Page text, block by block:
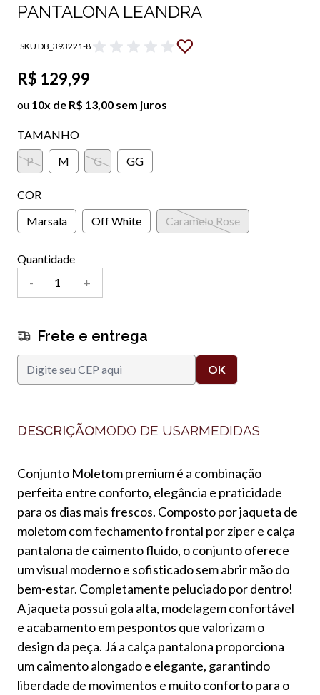
PANTALONA LEANDRA
SKU DB_393221-8
R$ 129,99
ou 10x de R$ 13,00 sem juros
TAMANHO
P
M G GG
COR
Marsala
Off White Caramelo Rose
Quantidade
-
+
Frete e entrega
DESCRIÇÃOMODO DE USARMEDIDAS
Conjunto Moletom premium é a combinação
perfeita entre conforto, elegância e praticidade
para os dias mais frescos. Composto por jaqueta de
moletom com fechamento frontal por zíper e calça
pantalona de caimento fluido, o conjunto oferece
um visual moderno e sofisticado sem abrir mão do
bem-estar. Completamente peluciado por dentro!
A jaqueta possui gola alta, modelagem confortável
e acabamento em pespontos que valorizam o
design da peça. Já a calça pantalona proporciona
um caimento alongado e elegante, garantindo
liberdade de movimentos e muito conforto para o